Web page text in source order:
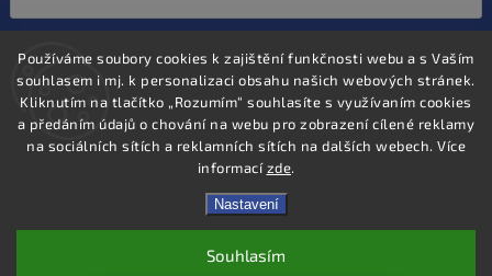
Používáme soubory cookies k zajištění funkčnosti webu a s Vaším
souhlasem i mj. k personalizaci obsahu našich webových stránek.
Kliknutím na tlačítko „Rozumím“ souhlasíte s využívaním cookies
a předáním údajů o chování na webu pro zobrazení cílené reklamy
na sociálních sítích a reklamních sítích na dalších webech. Více
informacízde.
Nastavení
Souhlasím
podmínkami ochrany osobních údajů
Přihlásit se